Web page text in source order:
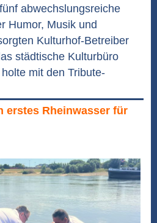
abwechslungsreiche
Humor, Musik und
Kulturhof-Betreiber
städtische Kulturbüro
mit den Tribute-
erstes Rheinwasser für